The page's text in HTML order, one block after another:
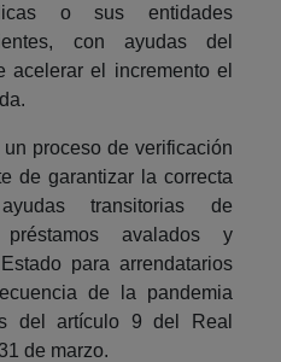
o sus entidades
con ayudas del
acelerar el incremento el
proceso de verificación
de garantizar la correcta
transitorias de
avalados y
para arrendatarios
de la pandemia
del artículo 9 del Real
de marzo.